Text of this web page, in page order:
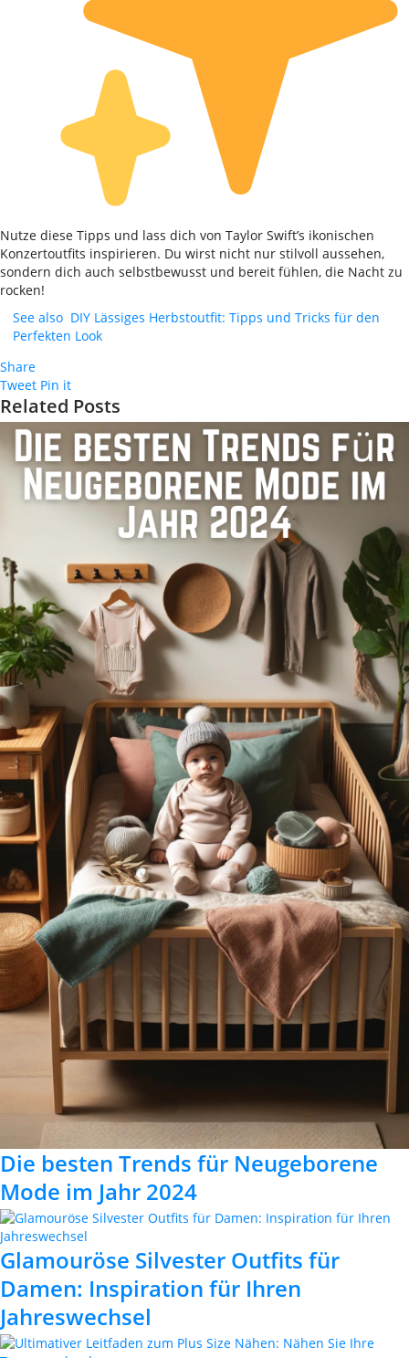
Nutze diese Tipps und lass dich von Taylor Swift’s ikonischen
Konzertoutfits inspirieren. Du wirst nicht nur stilvoll aussehen,
sondern dich auch selbstbewusst und bereit fühlen, die Nacht zu
rocken!
See also DIY Lässiges Herbstoutfit: Tipps und Tricks für den
Perfekten Look
Share
Tweet Pin it
Related Posts
Die besten Trends für Neugeborene
Mode im Jahr 2024
Glamouröse Silvester Outfits für
Damen: Inspiration für Ihren
Jahreswechsel